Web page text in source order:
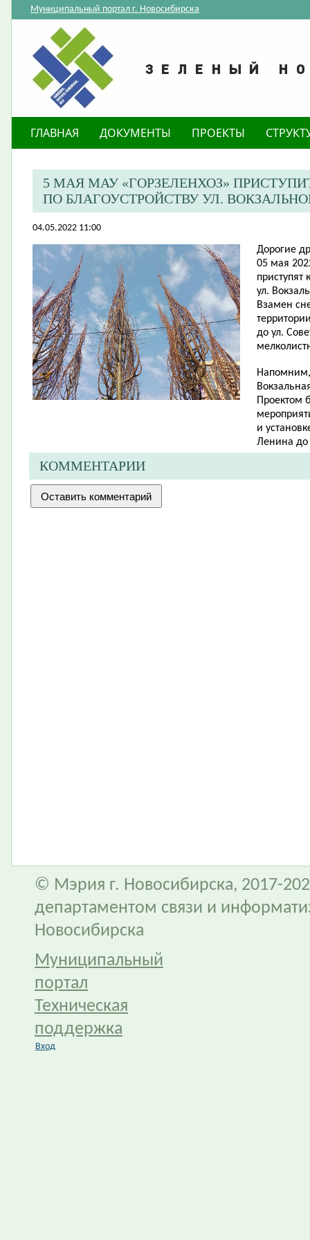
Муниципальный портал г. Новосибирска
ГЛАВНАЯ ДОКУМЕНТЫ ПРОЕКТЫ
5 МАЯ МАУ «ГОРЗЕЛЕНХОЗ»
ПО БЛАГОУСТРОЙСТВУ УЛ.
04.05.2022 11:00
Дорогие
05 мая
приступят
ул.
Взамен
до ул.
Напомним,
Проектом
и
Ленина до
КОММЕНТАРИИ
© Мэрия г. Новосибирска, 2017-
департаментом связи и
Новосибирска
Муниципальный
портал
Техническая
поддержка
Вход